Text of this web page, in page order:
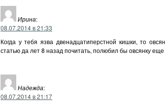
Ирина:
08.07.2014 в 21:33
Когда у тебя язва двенадцатиперстной кишки, то
статью да лет 8 назад почитать, полюбил бы овсянку
Надежда:
08.07.2014 в 21:17